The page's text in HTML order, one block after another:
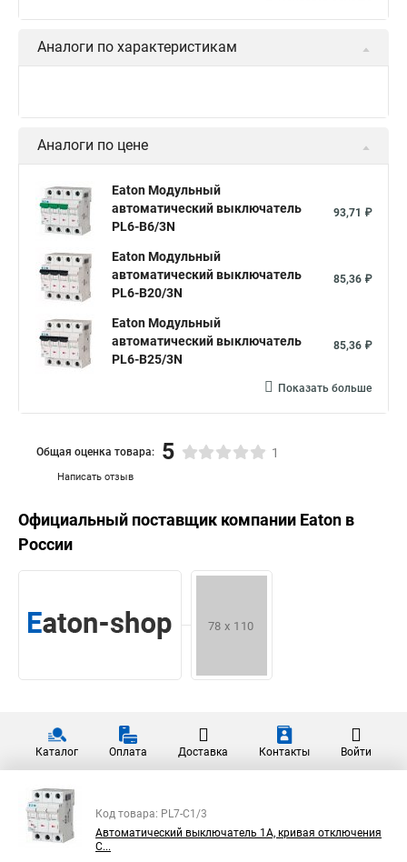
Аналоги по характеристикам
Аналоги по цене
Eaton Модульный
автоматический выключатель
PL6-B6/3N
93,71 ₽
Eaton Модульный
автоматический выключатель
PL6-B20/3N
85,36 ₽
Eaton Модульный
автоматический выключатель
PL6-B25/3N
85,36 ₽
Показать больше
Написать отзыв
Общая оценка товара: 5 1
Официальный поставщик компании Eaton в
России
Каталог Оплата Доставка Контакты Войти
Код товара: PL7-C1/3
Автоматический выключатель 1А, кривая отключения
C...